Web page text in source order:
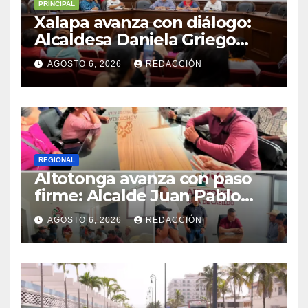
PRINCIPAL
Xalapa avanza con diálogo:
Alcaldesa Daniela Griego
Ceballos impulsa obras y
servicios para colonias del
municipio
AGOSTO 6, 2026 REDACCIÓN
REGIONAL
Altotonga avanza con paso
firme: Alcalde Juan Pablo
Becerra encabeza mesa de
diálogo con habitantes de
Malacatepec
AGOSTO 6, 2026 REDACCIÓN